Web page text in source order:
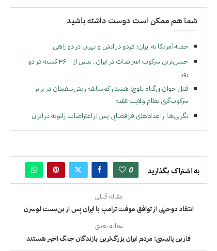
شما هم ممکن است دوست داشته باشید
حمله آمریکا به ایران؛ فردو در آتش و تهران در دو راهی
خشن‌ترین سرکوب اعتراضات در ایران.. بیش از ۳۶۰۰۰ کشته در دو
روز
قتل جوان بی‌گناه بلوچ؛ هشدار کم‌سابقه ریش‌سفیدان در برابر
سرکوب‌گری نظام ولایت فقیه
نگرانی‌ها از اعدام‌های فراقضایی پس از اعتراضات ژانویه در ایران
به اشتراک بگذارید 0
مقاله قبلی
انتقاد دوحزبی از توافق موقت ترامپ با ایران پس از بن‌بست لوسرن
مقاله بعدی
فارین پالیسی: مردم ایران بزرگ‌ترین بازندگان جنگ اخیر هستند